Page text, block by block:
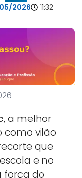
2026 11:32
, a melhor
como vilão
que
e no
força do